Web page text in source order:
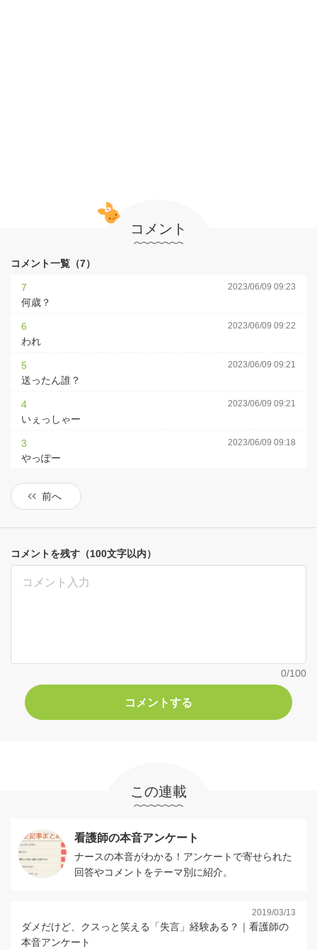
コメント
コメント一覧（7）
7 2023/06/09 09:23
何歳？
6 2023/06/09 09:22
われ
5 2023/06/09 09:21
送ったん誰？
4 2023/06/09 09:21
いぇっしゃー
3 2023/06/09 09:18
やっぽー
前へ
コメントを残す（100文字以内）
0/100
この連載
看護師の本音アンケート
ナースの本音がわかる！アンケートで寄せられた
回答やコメントをテーマ別に紹介。
2019/03/13
ダメだけど、クスっと笑える「失言」経験ある？｜看護師の
本音アンケート